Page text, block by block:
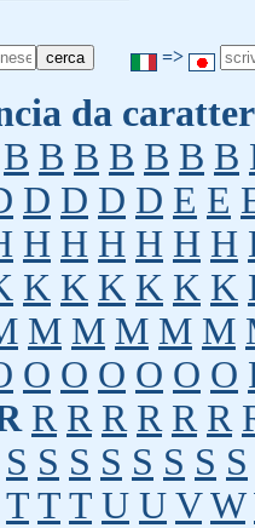
=>
da
B B B B B B B
D D D D E E
H H H H H H
K K K K K K
M M M M M
O O O O O O
R R R R R R
S S S S S S S S
T T T U U V W